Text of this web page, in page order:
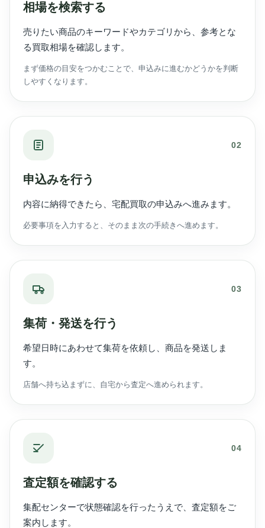
相場を検索する
売りたい商品のキーワードやカテゴリから、参考とな
る買取相場を確認します。
まず価格の目安をつかむことで、申込みに進むかどうかを判断
しやすくなります。
02
申込みを行う
内容に納得できたら、宅配買取の申込みへ進みます。
必要事項を入力すると、そのまま次の手続きへ進めます。
03
集荷・発送を行う
希望日時にあわせて集荷を依頼し、商品を発送しま
す。
店舗へ持ち込まずに、自宅から査定へ進められます。
04
査定額を確認する
集配センターで状態確認を行ったうえで、査定額をご
案内します。